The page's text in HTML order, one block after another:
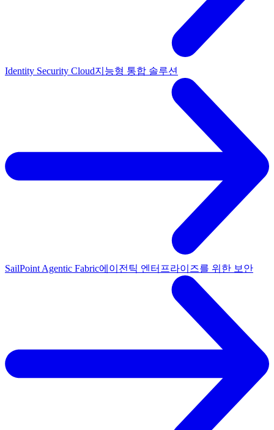
Identity Security Cloud지능형 통합 솔루션
SailPoint Agentic Fabric에이전틱 엔터프라이즈를 위한 보안